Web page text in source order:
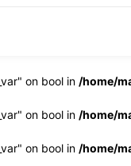
on bool in /home/
on bool in /home/
on bool in /home/